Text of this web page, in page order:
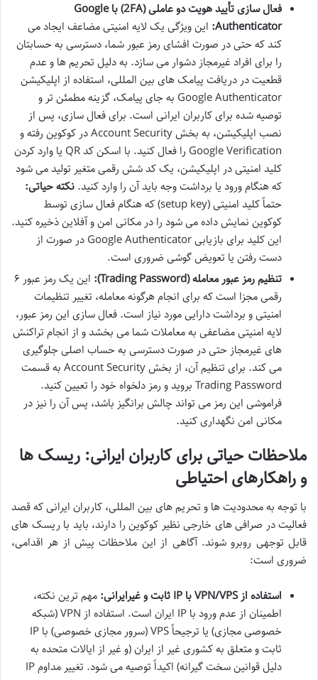
فعال سازی تأیید هویت دو عاملی (2FA) با Google
Authenticator: این ویژگی یک لایه امنیتی مضاعف ایجاد می
کند که حتی در صورت افشای رمز عبور شما، دسترسی به حسابتان
را برای افراد غیرمجاز دشوار می سازد. به دلیل تحریم ها و عدم
قطعیت در دریافت پیامک های بین المللی، استفاده از اپلیکیشن
Google Authenticator به جای پیامک، گزینه مطمئن تر و
توصیه شده برای کاربران ایرانی است. برای فعال سازی، پس از
نصب اپلیکیشن، به بخش Account Security در کوکوین رفته و
Google Verification را فعال کنید. با اسکن کد QR یا وارد کردن
کلید امنیتی در اپلیکیشن، یک کد شش رقمی متغیر تولید می شود
که هنگام ورود یا برداشت وجه باید آن را وارد کنید. نکته حیاتی:
حتماً کلید امنیتی (setup key) که هنگام فعال سازی توسط
کوکوین نمایش داده می شود را در مکانی امن و آفلاین ذخیره کنید.
این کلید برای بازیابی Google Authenticator در صورت از
دست رفتن یا تعویض گوشی ضروری است.
تنظیم رمز عبور معامله (Trading Password):
این یک رمز عبور ۶
رقمی مجزا است که برای انجام هرگونه معامله، تغییر تنظیمات
امنیتی و برداشت دارایی مورد نیاز است. فعال سازی این رمز عبور،
لایه امنیتی مضاعفی به معاملات شما می بخشد و از انجام تراکنش
های غیرمجاز حتی در صورت دسترسی به حساب اصلی جلوگیری
می کند. برای تنظیم آن، از بخش Account Security به قسمت
Trading Password بروید و رمز دلخواه خود را تعیین کنید.
فراموشی این رمز می تواند چالش برانگیز باشد، پس آن را نیز در
مکانی امن نگهداری کنید.
ملاحظات حیاتی برای کاربران ایرانی: ریسک ها
و راهکارهای احتیاطی
با توجه به محدودیت ها و تحریم های بین المللی، کاربران ایرانی که قصد
فعالیت در صرافی های خارجی نظیر کوکوین را دارند، باید با ریسک های
قابل توجهی روبرو شوند. آگاهی از این ملاحظات پیش از هر اقدامی،
ضروری است:
استفاده از VPN/VPS با IP ثابت و غیرایرانی:
مهم ترین نکته،
اطمینان از عدم ورود با IP ایران است. استفاده از VPN (شبکه
خصوصی مجازی) یا ترجیحاً VPS (سرور مجازی خصوصی) با IP
ثابت و متعلق به کشوری غیر از ایران (و غیر از ایالات متحده به
دلیل قوانین سخت گیرانه) اکیداً توصیه می شود. تغییر مداوم IP